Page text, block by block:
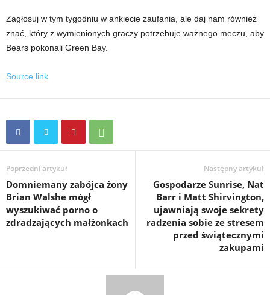
Zagłosuj w tym tygodniu w ankiecie zaufania, ale daj nam również
znać, który z wymienionych graczy potrzebuje ważnego meczu, aby
Bears pokonali Green Bay.
Source link
Poprzedni artykuł
Domniemany zabójca żony
Brian Walshe mógł
wyszukiwać porno o
zdradzających małżonkach
Następny artykuł
Gospodarze Sunrise, Nat
Barr i Matt Shirvington,
ujawniają swoje sekrety
radzenia sobie ze stresem
przed świątecznymi
zakupami